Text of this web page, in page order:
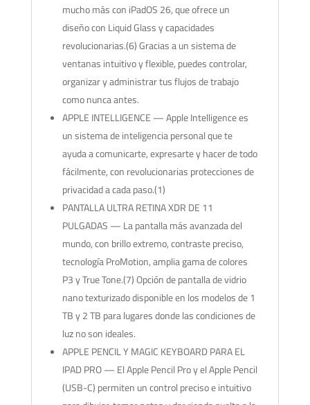
mucho más con iPadOS 26, que ofrece un
diseño con Liquid Glass y capacidades
revolucionarias.(6) Gracias a un sistema de
ventanas intuitivo y flexible, puedes controlar,
organizar y administrar tus flujos de trabajo
como nunca antes.
APPLE INTELLIGENCE — Apple Intelligence es
un sistema de inteligencia personal que te
ayuda a comunicarte, expresarte y hacer de todo
fácilmente, con revolucionarias protecciones de
privacidad a cada paso.(1)
PANTALLA ULTRA RETINA XDR DE 11
PULGADAS — La pantalla más avanzada del
mundo, con brillo extremo, contraste preciso,
tecnología ProMotion, amplia gama de colores
P3 y True Tone.(7) Opción de pantalla de vidrio
nano texturizado disponible en los modelos de 1
TB y 2 TB para lugares donde las condiciones de
luz no son ideales.
APPLE PENCIL Y MAGIC KEYBOARD PARA EL
IPAD PRO — El Apple Pencil Pro y el Apple Pencil
(USB-C) permiten un control preciso e intuitivo